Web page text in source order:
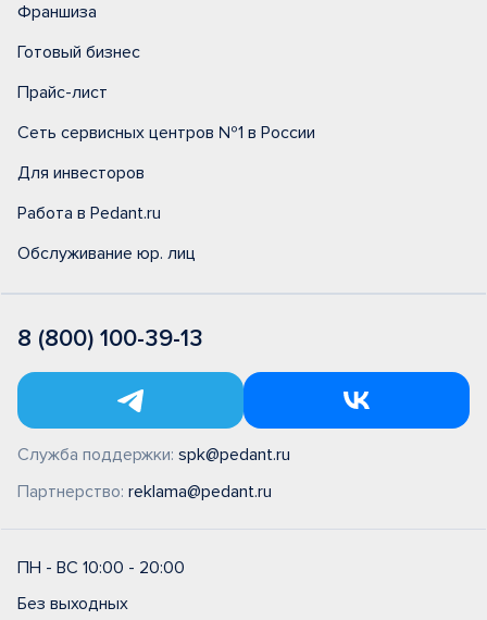
Франшиза
Готовый бизнес
Прайс-лист
Сеть сервисных центров №1 в России
Для инвесторов
Работа в Pedant.ru
Обслуживание юр. лиц
8 (800) 100-39-13
Служба поддержки: spk@pedant.ru
Партнерство: reklama@pedant.ru
ПН - ВС 10:00 - 20:00
Без выходных